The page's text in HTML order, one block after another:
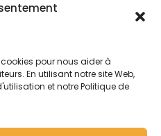
cookies pour nous aider à
En utilisant notre site Web,
et notre Politique de